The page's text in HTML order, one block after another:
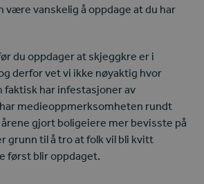
være vanskelig å oppdage at du har
du oppdager at skjeggkre er i
derfor vet vi ikke nøyaktig hvor
faktisk har infestasjoner av
medieoppmerksomheten rundt
gjort boligeiere mer bevisste på
grunn til å tro at folk vil bli kvitt
først blir oppdaget.